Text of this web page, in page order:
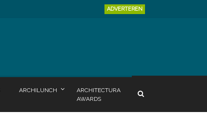
ADVERTEREN
ARCHILUNCH
ARCHITECTURA
AWARDS